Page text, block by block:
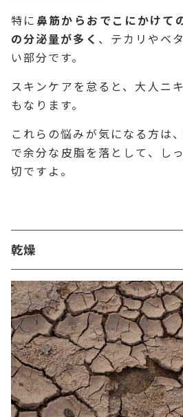
特に鼻筋からおでこにかけて
の分泌量が多く 、テカリやベ
い部分です。
スキンケアを怠ると、大人ニ
もなります。
これらの悩みが気になる方は
で余分な皮脂を落として、し
切ですよ。
乾燥